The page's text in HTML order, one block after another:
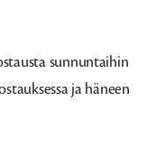
sunnuntaihin
ja häneen